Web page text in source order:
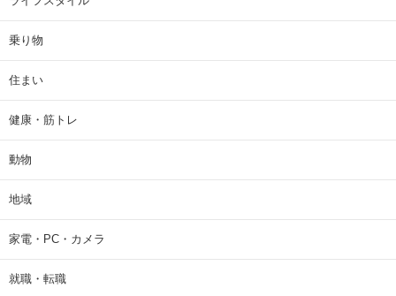
乗り物
住まい
健康・筋トレ
動物
地域
家電・PC・カメラ
就職・転職